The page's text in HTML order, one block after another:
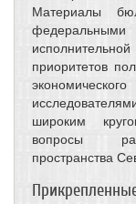
Материалы
приоритетов
широким
вопросы
пространства